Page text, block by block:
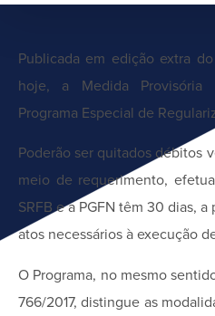
Publicada em edição extra
hoje, a Medida
Programa Especial de
Poderão ser quitados débitos
meio de requerimento,
SRFB e a PGFN têm 30 dias,
atos necessários à execução
O Programa, no mesmo
766/2017, distingue as